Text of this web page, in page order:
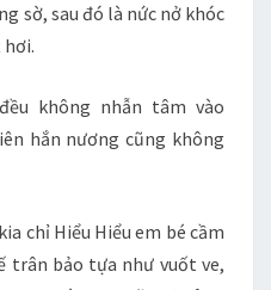
sờ, sau đó là nức nở khóc
không nhẫn tâm vào
hắn nương cũng không
chỉ Hiểu Hiểu em bé cầm
trân bảo tựa như vuốt ve,